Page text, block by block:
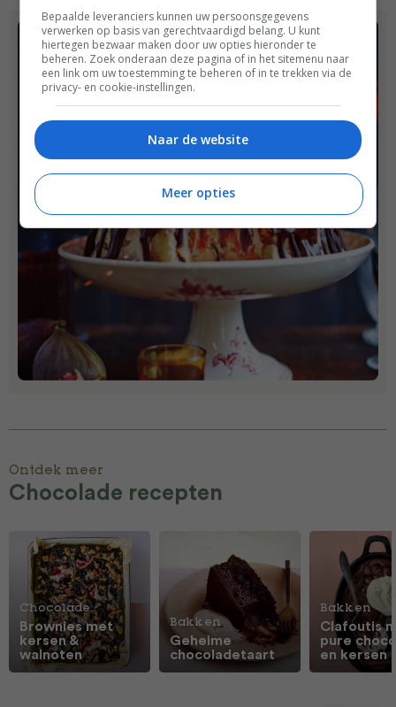
Ontdek meer
Chocolade recepten
Chocolade
Brownies met
kersen &
walnoten
Bakken
Geheime
chocoladetaart
Bakken
Clafoutis
pure
en kersen
Bepaalde leveranciers kunnen uw persoonsgegevens
verwerken op basis van gerechtvaardigd belang. U kunt
hiertegen bezwaar maken door uw opties hieronder te
beheren. Zoek onderaan deze pagina of in het sitemenu naar
een link om uw toestemming te beheren of in te trekken via de
privacy- en cookie-instellingen.
Naar de website
Meer opties